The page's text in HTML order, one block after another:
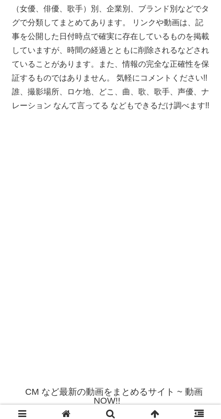
（女優、俳優、歌手）別、企業別、ブランド別などでタ
グで分類してまとめてあります。 リンクや動画は、記
事を公開した日付時点で確実に存在しているものを掲載
していますが、時間の経過とともに削除されるなどされ
ていることがあります。また、情報の完全な正確性を保
証するものではありません。 気軽にコメントください!!
誰、撮影場所、ロケ地、どこ、曲、歌、歌手、声優、ナ
レーション なんて言ってる などもできるだけ調べます!!
CM など最新の動画をまとめるサイト ~ 動画
NOW!!
© 2012 CM など最新の動画をまとめるサイト ~ 動画NOW!!.